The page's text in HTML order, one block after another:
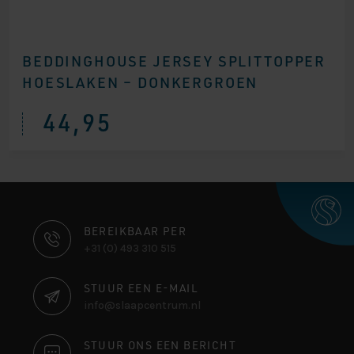
BEDDINGHOUSE JERSEY SPLITTOPPER
HOESLAKEN – DONKERGROEN
44,95
CONTACT
INFORMATIE
BEREIKBAAR PER
+31 (0) 493 310 515
STUUR EEN E-MAIL
info@slaapcentrum.nl
STUUR ONS EEN BERICHT